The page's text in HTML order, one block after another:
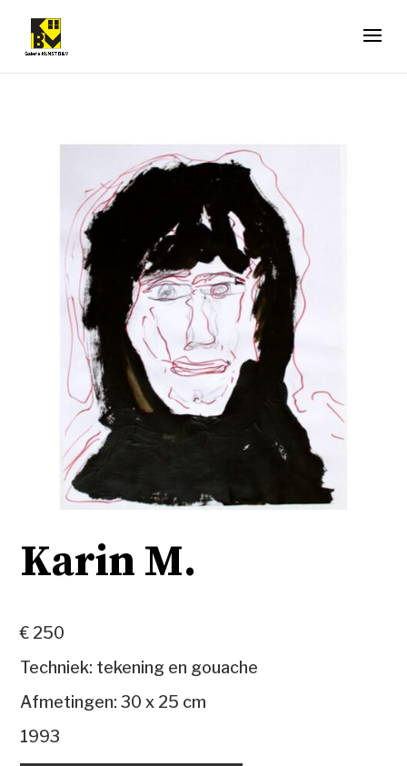
Karin M.
€ 250
Techniek: tekening en gouache
Afmetingen: 30 x 25 cm
1993